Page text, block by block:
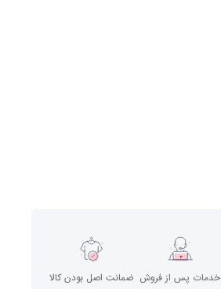
خدمات پس از فروش ضمانت اصل بودن کالا